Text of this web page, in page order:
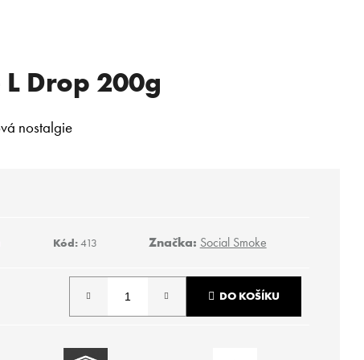
Drop 200g
nostalgie
Kód:413 Značka: Social Smoke
DO KOŠÍKU